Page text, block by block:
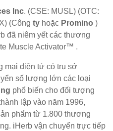
Inc. (CSE: MUSL) (OTC:
(Công ty hoặc Promino )
đã niêm yết các thương
Muscle Activator™ .
mại điện tử có trụ sở
số lượng lớn các loại
phổ biến cho đối tượng
lập vào năm 1996,
phẩm từ 1.800 thương
iHerb vận chuyển trực tiếp